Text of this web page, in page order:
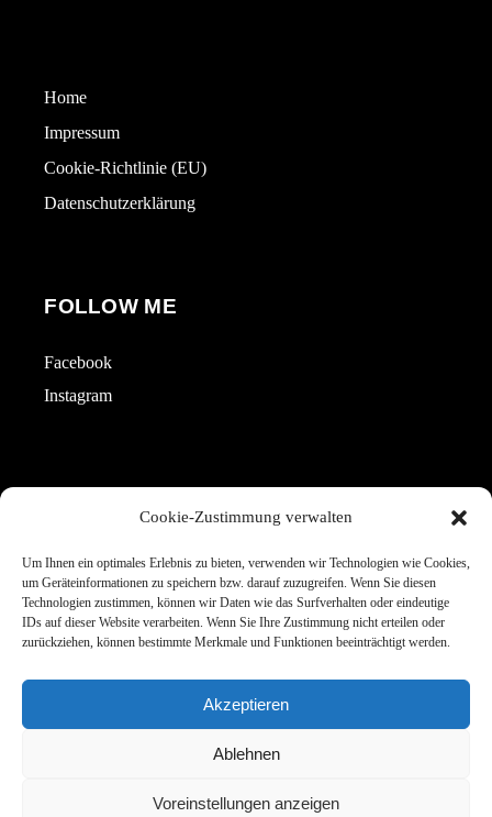
Cookie-Zustimmung verwalten
Um Ihnen ein optimales Erlebnis zu bieten, verwenden wir Technologien wie Cookies,
um Geräteinformationen zu speichern bzw. darauf zuzugreifen. Wenn Sie diesen
Technologien zustimmen, können wir Daten wie das Surfverhalten oder eindeutige
IDs auf dieser Website verarbeiten. Wenn Sie Ihre Zustimmung nicht erteilen oder
zurückziehen, können bestimmte Merkmale und Funktionen beeinträchtigt werden.
Akzeptieren
Ablehnen
Voreinstellungen anzeigen
Home
Impressum
Cookie-Richtlinie (EU)
Datenschutzerklärung
FOLLOW ME
Facebook
Instagram
Telefon: +49 151 42615649
E-Mail: info@estherpeter.de
© Esther Peter 2023 · Design byIUHASZ GmbH